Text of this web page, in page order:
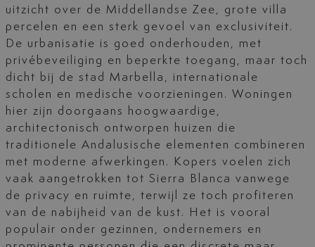
uitzicht over de Middellandse Zee, grote villa
percelen en een sterk gevoel van exclusiviteit.
De urbanisatie is goed onderhouden, met
privébeveiliging en beperkte toegang, maar toch
dicht bij de stad Marbella, internationale
scholen en medische voorzieningen. Woningen
hier zijn doorgaans hoogwaardige,
architectonisch ontworpen huizen die
traditionele Andalusische elementen combineren
met moderne afwerkingen. Kopers voelen zich
vaak aangetrokken tot Sierra Blanca vanwege
de privacy en ruimte, terwijl ze toch profiteren
van de nabijheid van de kust. Het is vooral
populair onder gezinnen, ondernemers en